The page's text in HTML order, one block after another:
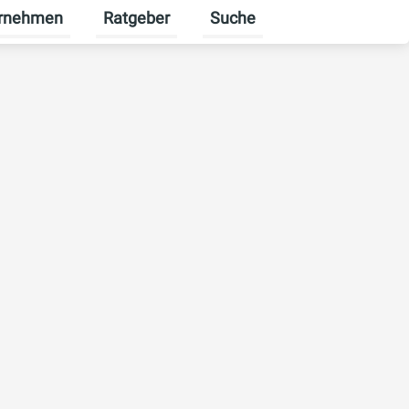
umschalten
für Karriere umschalten
Untermenü für Unternehmen umschalten
Ratgeber
Untermenü für Ratgeber
Suche